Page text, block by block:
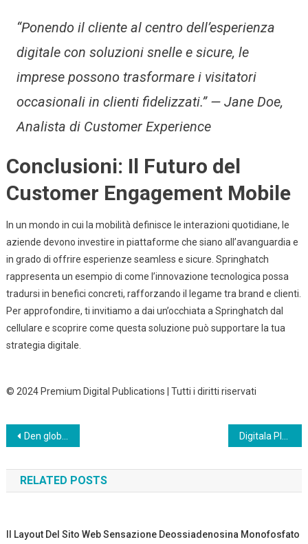
“Ponendo il cliente al centro dell’esperienza
digitale con soluzioni snelle e sicure, le
imprese possono trasformare i visitatori
occasionali in clienti fidelizzati.” — Jane Doe,
Analista di Customer Experience
Conclusioni: Il Futuro del
Customer Engagement Mobile
In un mondo in cui la mobilità definisce le interazioni quotidiane, le
aziende devono investire in piattaforme che siano all’avanguardia e
in grado di offrire esperienze seamless e sicure. Springhatch
rappresenta un esempio di come l’innovazione tecnologica possa
tradursi in benefici concreti, rafforzando il legame tra brand e clienti.
Per approfondire, ti invitiamo a dai un’occhiata a Springhatch dal
cellulare e scoprire come questa soluzione può supportare la tua
strategia digitale.
© 2024 Premium Digital Publications | Tutti i diritti riservati
Post
navigation
Den globale gamingindustri gennemgår en bemærkelsesværdig transformation, hvor digitale kortspil er
RELATED POSTS
Il Layout Del Sito Web Sensazione Deossiadenosina Monofosfato